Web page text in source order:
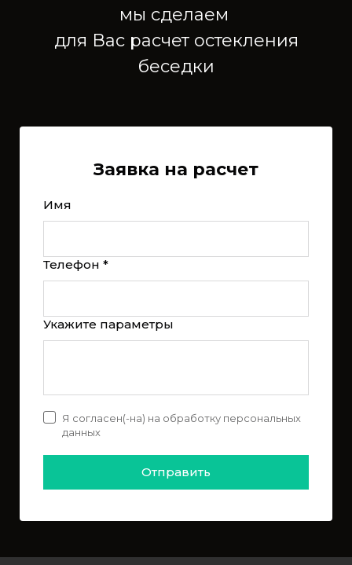
мы сделаем
для Вас расчет остекления
беседки
Заявка на расчет
Имя
Телефон *
Укажите параметры
Отправить
Я согласен(-на) на обработку персональных
данных